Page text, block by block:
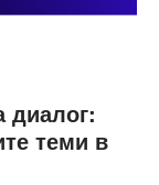
диалог:
теми в